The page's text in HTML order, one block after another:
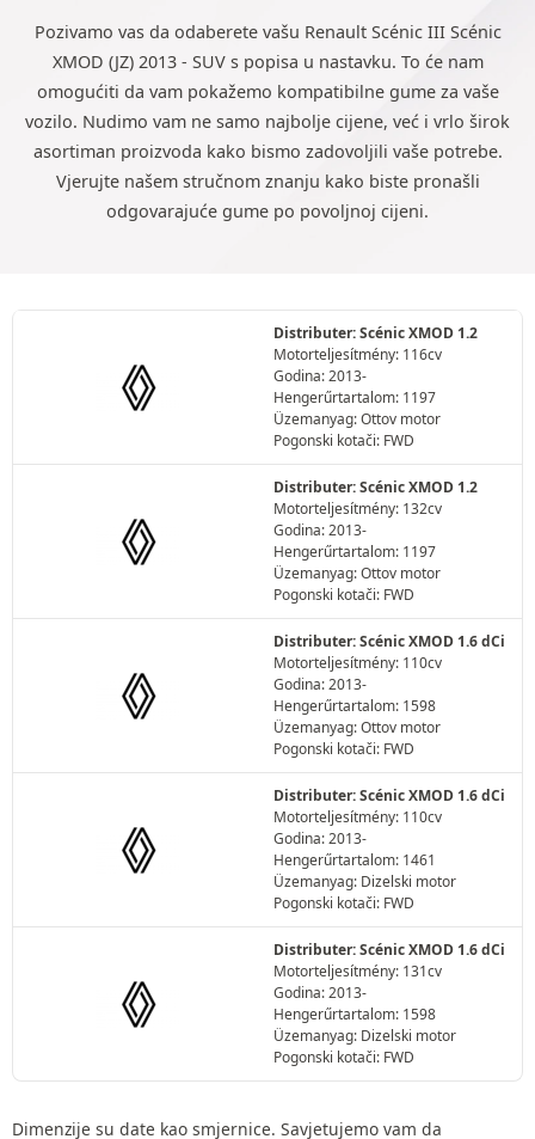
Pozivamo vas da odaberete vašu Renault Scénic III Scénic
XMOD (JZ) 2013 - SUV s popisa u nastavku. To će nam
omogućiti da vam pokažemo kompatibilne gume za vaše
vozilo. Nudimo vam ne samo najbolje cijene, već i vrlo širok
asortiman proizvoda kako bismo zadovoljili vaše potrebe.
Vjerujte našem stručnom znanju kako biste pronašli
odgovarajuće gume po povoljnoj cijeni.
Distributer: Scénic XMOD 1.2
Motorteljesítmény: 116cv
Godina: 2013-
Hengerűrtartalom: 1197
Üzemanyag: Ottov motor
Pogonski kotači: FWD
Distributer: Scénic XMOD 1.2
Motorteljesítmény: 132cv
Godina: 2013-
Hengerűrtartalom: 1197
Üzemanyag: Ottov motor
Pogonski kotači: FWD
Distributer: Scénic XMOD 1.6 dCi
Motorteljesítmény: 110cv
Godina: 2013-
Hengerűrtartalom: 1598
Üzemanyag: Ottov motor
Pogonski kotači: FWD
Distributer: Scénic XMOD 1.6 dCi
Motorteljesítmény: 110cv
Godina: 2013-
Hengerűrtartalom: 1461
Üzemanyag: Dizelski motor
Pogonski kotači: FWD
Distributer: Scénic XMOD 1.6 dCi
Motorteljesítmény: 131cv
Godina: 2013-
Hengerűrtartalom: 1598
Üzemanyag: Dizelski motor
Pogonski kotači: FWD
Dimenzije su date kao smjernice. Savjetujemo vam da